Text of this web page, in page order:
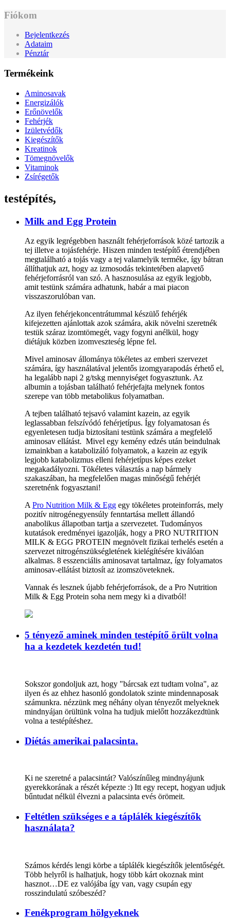
Fiókom
Bejelentkezés
Adataim
Pénztár
Termékeink
Aminosavak
Energizálók
Erőnövelők
Fehérjék
Izületvédők
Kiegészítők
Kreatinok
Tömegnövelők
Vitaminok
Zsírégetők
testépítés,
Milk and Egg Protein
Az egyik legrégebben használt fehérjeforrások közé tartozik a
tej illetve a tojásfehérje. Hiszen minden testépítő étrendjében
megtalálható a tojás vagy a tej valamelyik terméke, így bátran
állíthatjuk azt, hogy az izmosodás tekintetében alapvető
fehérjeforrásról van szó. A hasznosulása az egyik legjobb,
amit testünk számára adhatunk, habár a mai piacon
visszaszorulóban van.
Az ilyen fehérjekoncentrátummal készülő fehérjék
kifejezetten ajánlottak azok számára, akik növelni szeretnék
testük száraz izomtömegét, vagy fogyni anélkül, hogy
diétájuk közben izomveszteség lépne fel.
Mivel aminosav állománya tökéletes az emberi szervezet
számára, így használatával jelentős izomgyarapodás érhető el,
ha legalább napi 2 g/tskg mennyiséget fogyasztunk. Az
albumin a tojásban található fehérjefajta melynek fontos
szerepe van több metabolikus folyamatban.
A tejben található tejsavó valamint kazein, az egyik
leglassabban felszívódó fehérjetípus. Így folyamatosan és
egyenletesen tudja biztosítani testünk számára a megfelelő
aminosav ellátást. Mivel egy kemény edzés után beindulnak
izmainkban a katabolizáló folyamatok, a kazein az egyik
legjobb katabolizmus elleni fehérjetípus képes ezeket
megakadályozni. Tökéletes választás a nap bármely
szakaszában, ha megfelelően magas minőségű fehérjét
szeretnénk fogyasztani!
APro Nutrition Milk & Egg egy tökéletes proteinforrás, mely
pozitív nitrogénegyensúly fenntartása mellett állandó
anabolikus állapotban tartja a szervezetet. Tudományos
kutatások eredményei igazolják, hogy a PRO NUTRITION
MILK & EGG PROTEIN megnövelt fizikai terhelés esetén a
szervezet nitrogénszükségletének kielégítésére kiválóan
alkalmas. 8 esszenciális aminosavat tartalmaz, így folyamatos
aminosav-ellátást biztosít az izomszöveteknek.
Vannak és lesznek újabb fehérjeforrások, de a Pro Nutrition
Milk & Egg Protein soha nem megy ki a divatból!
5 tényező aminek minden testépítő örült volna
ha a kezdetek kezdetén tud!
Sokszor gondoljuk azt, hogy "bárcsak ezt tudtam volna", az
ilyen és az ehhez hasonló gondolatok szinte mindennaposak
számunkra. nézzünk meg néhány olyan tényezőt melyeknek
mindnyájan örültünk volna ha tudjuk mielőtt hozzákezdtünk
volna a testépítéshez.
Diétás amerikai palacsinta.
Ki ne szeretné a palacsintát? Valószínűleg mindnyájunk
gyerekkorának a részét képezte :) Itt egy recept, hogyan udjuk
bűntudat nélkül élvezni a palacsinta evés örömeit.
Feltétlen szükséges e a táplálék kiegészítők
használata?
Számos kérdés lengi körbe a táplálék kiegészítők jelentőségét.
Több helyről is halhatjuk, hogy több kárt okoznak mint
hasznot…DE ez valójába így van, vagy csupán egy
rosszindulatú szóbeszéd?
Fenékprogram hölgyeknek